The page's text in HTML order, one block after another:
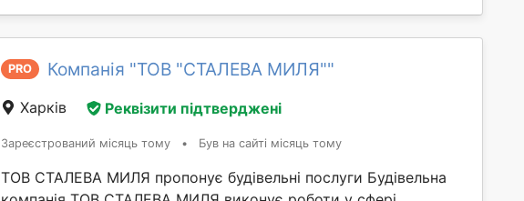
PRO Компанія "ТОВ "СТАЛЕВА МИЛЯ""
Харків Реквізити підтверджені
Зареєстрований місяць тому • Був на сайті місяць тому
ТОВ СТАЛЕВА МИЛЯ пропонує будівельні послуги Будівельна